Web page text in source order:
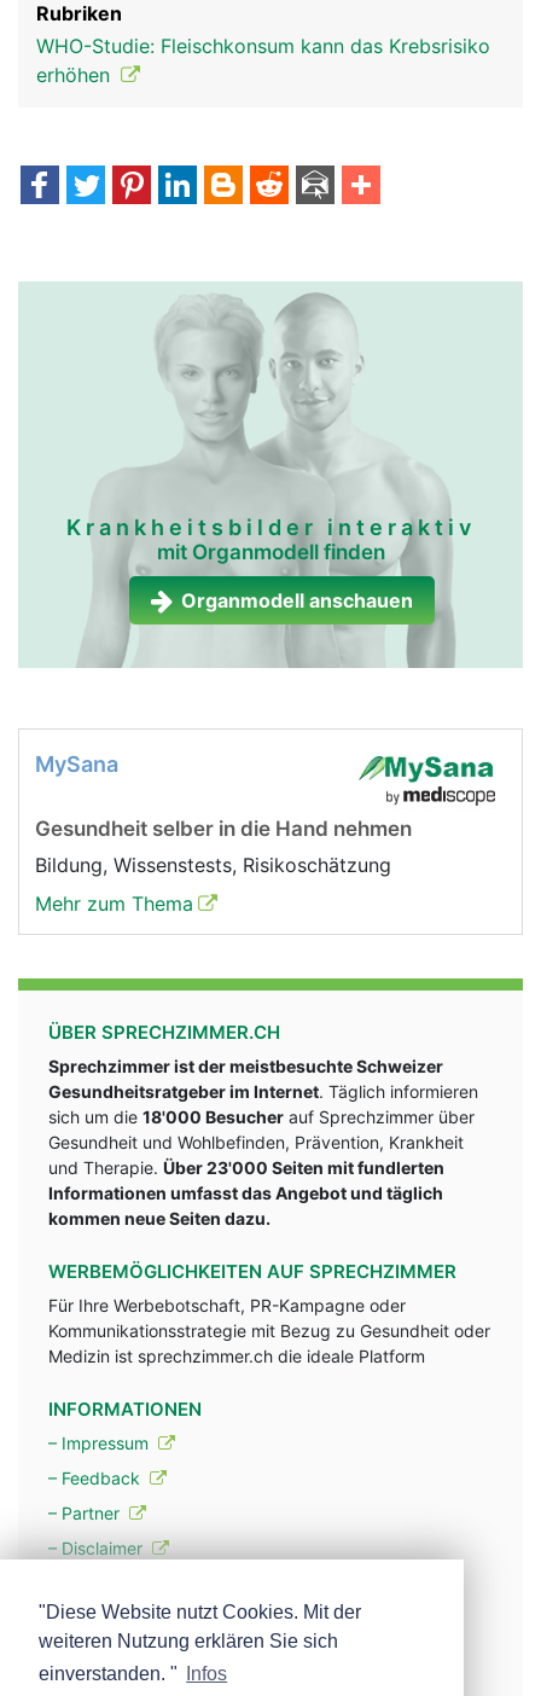
Rubriken
WHO-Studie: Fleischkonsum kann das Krebsrisiko
erhöhen
Krankheitsbilder interaktiv
mit Organmodell finden
Organmodell anschauen
MySana
Gesundheit selber in die Hand nehmen
Bildung, Wissenstests, Risikoschätzung
Mehr zum Thema
ÜBER SPRECHZIMMER.CH
Sprechzimmer ist der meistbesuchte Schweizer
Gesundheitsratgeber im Internet. Täglich informieren
sich um die 18'000 Besucher auf Sprechzimmer über
Gesundheit und Wohlbefinden, Prävention, Krankheit
und Therapie. Über 23'000 Seiten mit fundlerten
Informationen umfasst das Angebot und täglich
kommen neue Seiten dazu.
WERBEMÖGLICHKEITEN AUF SPRECHZIMMER
Für Ihre Werbebotschaft, PR-Kampagne oder
Kommunikationsstrategie mit Bezug zu Gesundheit oder
Medizin ist sprechzimmer.ch die ideale Platform
INFORMATIONEN
– Impressum
– Feedback
– Partner
– Disclaimer
– Werbung
– Mehr über unsere Experten
"Diese Website nutzt Cookies. Mit der
weiteren Nutzung erklären Sie sich
einverstanden. "
Infos